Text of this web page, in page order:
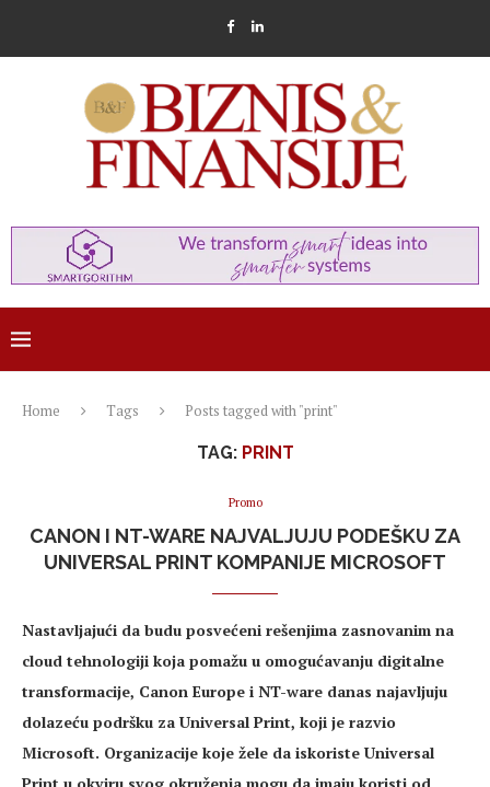
Home Tags Posts tagged with "print"
TAG: PRINT
Promo
CANON I NT-WARE NAJVALJUJU PODEŠKU ZA
UNIVERSAL PRINT KOMPANIJE MICROSOFT
Nastavljajući da budu posvećeni rešenjima zasnovanim na
cloud tehnologiji koja pomažu u omogućavanju digitalne
transformacije, Canon Europe i NT-ware danas najavljuju
dolazeću podršku za Universal Print, koji je razvio
Microsoft. Organizacije koje žele da iskoriste Universal